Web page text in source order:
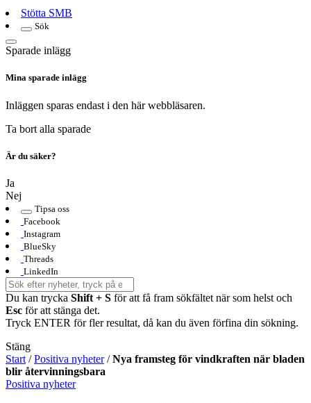
Stötta SMB
Sök
Sparade inlägg
Mina sparade inlägg
Inläggen sparas endast i den här webbläsaren.
Ta bort alla sparade
Är du säker?
Ja
Nej
Tipsa oss
Facebook
Instagram
BlueSky
Threads
LinkedIn
Du kan trycka Shift + S för att få fram sökfältet när som helst och
Esc för att stänga det.
Tryck ENTER för fler resultat, då kan du även förfina din sökning.
Stäng
Start /Positiva nyheter/Nya framsteg för vindkraften när bladen
blir återvinningsbara
Positiva nyheter